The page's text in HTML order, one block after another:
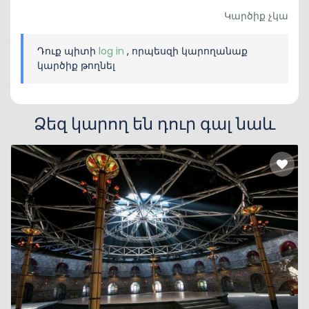
Կարծիք չկա
Դուք պիտի log in , որպեսզի կարողանաք
կարծիք թողնել
Ձեզ կարող են դուր գալ նաև